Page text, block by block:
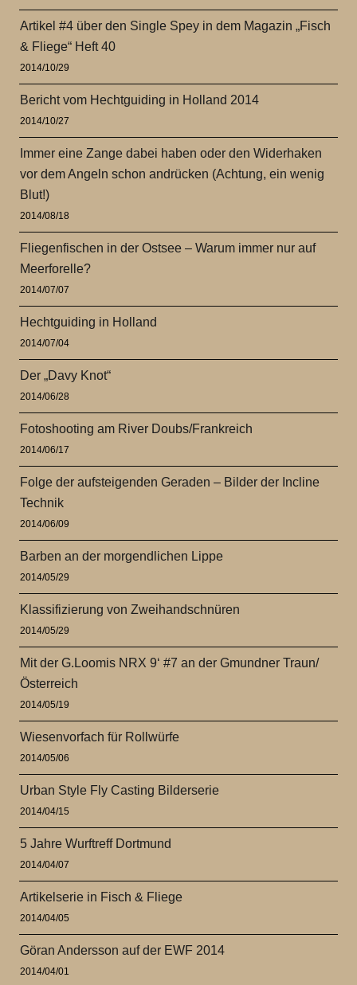
Artikel #4 über den Single Spey in dem Magazin „Fisch
& Fliege“ Heft 40
2014/10/29
Bericht vom Hechtguiding in Holland 2014
2014/10/27
Immer eine Zange dabei haben oder den Widerhaken
vor dem Angeln schon andrücken (Achtung, ein wenig
Blut!)
2014/08/18
Fliegenfischen in der Ostsee – Warum immer nur auf
Meerforelle?
2014/07/07
Hechtguiding in Holland
2014/07/04
Der „Davy Knot“
2014/06/28
Fotoshooting am River Doubs/Frankreich
2014/06/17
Folge der aufsteigenden Geraden – Bilder der Incline
Technik
2014/06/09
Barben an der morgendlichen Lippe
2014/05/29
Klassifizierung von Zweihandschnüren
2014/05/29
Mit der G.Loomis NRX 9‘ #7 an der Gmundner Traun/
Österreich
2014/05/19
Wiesenvorfach für Rollwürfe
2014/05/06
Urban Style Fly Casting Bilderserie
2014/04/15
5 Jahre Wurftreff Dortmund
2014/04/07
Artikelserie in Fisch & Fliege
2014/04/05
Göran Andersson auf der EWF 2014
2014/04/01